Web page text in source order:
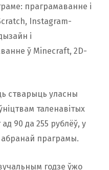
праграмаванне і
Instagram-
і
ў Minecraft, 2D-
стварыць уласны
таленавітых
90 да 255 рублёў, у
абранай праграмы.
годзе ўжо